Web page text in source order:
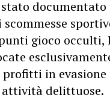
gioco occulti,
profitti in
delittuose.